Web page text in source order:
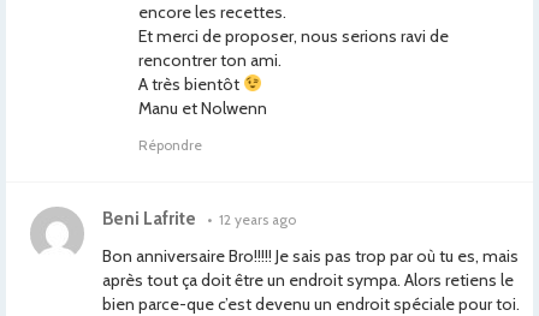
encore les recettes.
Et merci de proposer, nous serions ravi de
rencontrer ton ami.
A très bientôt
Manu et Nolwenn
Répondre
Beni Lafrite • 12 years ago
Bon anniversaire Bro!!!!! Je sais pas trop par où tu es, mais
après tout ça doit être un endroit sympa. Alors retiens le
bien parce-que c’est devenu un endroit spéciale pour toi.